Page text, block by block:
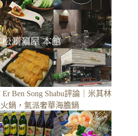
Ben Song Shabu評論｜米其林
鍋，氣派奢華海膽鍋